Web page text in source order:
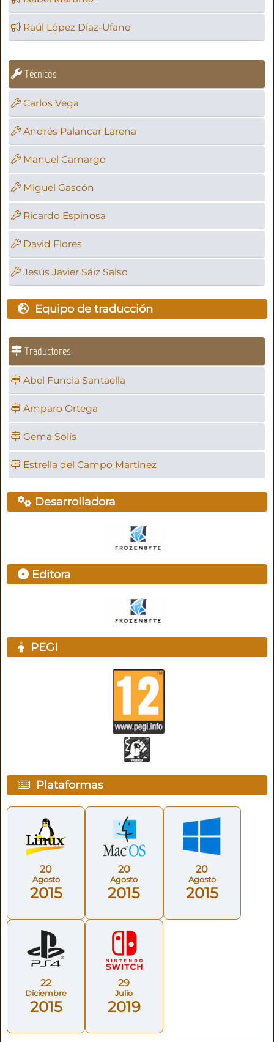
Raúl López Díaz-Ufano
Técnicos
Carlos Vega
Andrés Palancar Larena
Manuel Camargo
Miguel Gascón
Ricardo Espinosa
David Flores
Jesús Javier Sáiz Salso
Equipo de traducción
Traductores
Abel Funcia Santaella
Amparo Ortega
Gema Solís
Estrella del Campo Martínez
Desarrolladora
Editora
PEGI
Plataformas
20
Agosto
2015
20
Agosto
2015
20
Agosto
2015
22
Diciembre
2015
29
Julio
2019